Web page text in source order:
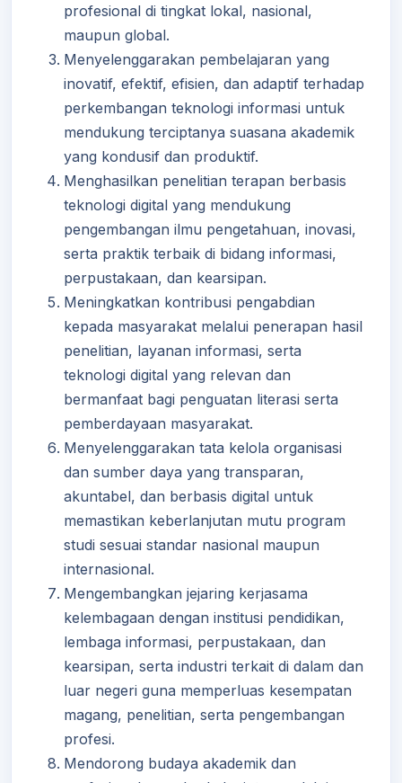
profesional di tingkat lokal, nasional,
maupun global.
Menyelenggarakan pembelajaran yang
inovatif, efektif, efisien, dan adaptif terhadap
perkembangan teknologi informasi untuk
mendukung terciptanya suasana akademik
yang kondusif dan produktif.
Menghasilkan penelitian terapan berbasis
teknologi digital yang mendukung
pengembangan ilmu pengetahuan, inovasi,
serta praktik terbaik di bidang informasi,
perpustakaan, dan kearsipan.
Meningkatkan kontribusi pengabdian
kepada masyarakat melalui penerapan hasil
penelitian, layanan informasi, serta
teknologi digital yang relevan dan
bermanfaat bagi penguatan literasi serta
pemberdayaan masyarakat.
Menyelenggarakan tata kelola organisasi
dan sumber daya yang transparan,
akuntabel, dan berbasis digital untuk
memastikan keberlanjutan mutu program
studi sesuai standar nasional maupun
internasional.
Mengembangkan jejaring kerjasama
kelembagaan dengan institusi pendidikan,
lembaga informasi, perpustakaan, dan
kearsipan, serta industri terkait di dalam dan
luar negeri guna memperluas kesempatan
magang, penelitian, serta pengembangan
profesi.
Mendorong budaya akademik dan